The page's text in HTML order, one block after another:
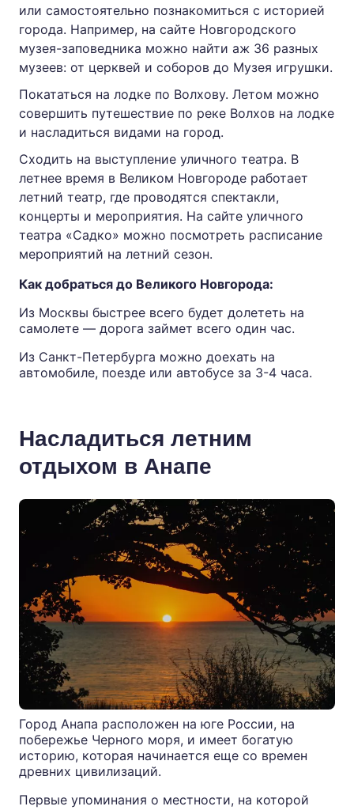
или самостоятельно познакомиться с историей
города. Например, на сайте Новгородского
музея-заповедника можно найти аж 36 разных
музеев: от церквей и соборов до Музея игрушки.
Покататься на лодке по Волхову. Летом можно
совершить путешествие по реке Волхов на лодке
и насладиться видами на город.
Сходить на выступление уличного театра. В
летнее время в Великом Новгороде работает
летний театр, где проводятся спектакли,
концерты и мероприятия. На сайте уличного
театра «Садко» можно посмотреть расписание
мероприятий на летний сезон.
Как добраться до Великого Новгорода:
Из Москвы быстрее всего будет долететь на
самолете — дорога займет всего один час.
Из Санкт-Петербурга можно доехать на
автомобиле, поезде или автобусе за 3-4 часа.
Насладиться летним
отдыхом в Анапе
Город Анапа расположен на юге России, на
побережье Черного моря, и имеет богатую
историю, которая начинается еще со времен
древних цивилизаций.
Первые упоминания о местности, на которой